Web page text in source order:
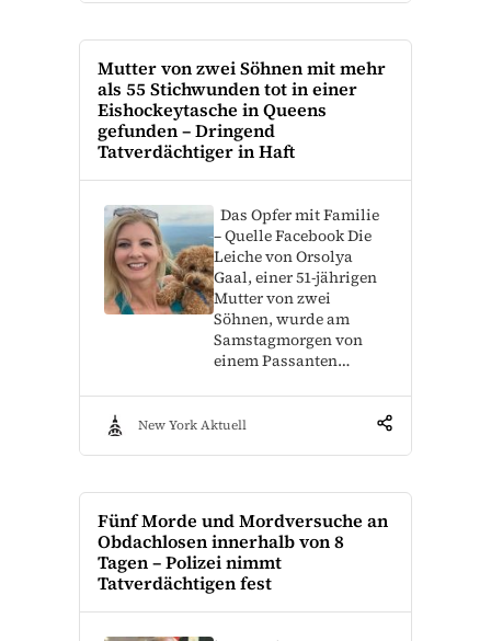
Mutter von zwei Söhnen mit mehr
als 55 Stichwunden tot in einer
Eishockeytasche in Queens
gefunden – Dringend
Tatverdächtiger in Haft
Das Opfer mit Familie
– Quelle Facebook Die
Leiche von Orsolya
Gaal, einer 51-jährigen
Mutter von zwei
Söhnen, wurde am
Samstagmorgen von
einem Passanten…
New York Aktuell
Fünf Morde und Mordversuche an
Obdachlosen innerhalb von 8
Tagen – Polizei nimmt
Tatverdächtigen fest